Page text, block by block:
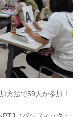
方法で59人が参加！
（パシフィック・